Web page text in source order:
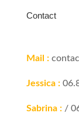
Contact
Mail :
Jessica :
Sabrina : /